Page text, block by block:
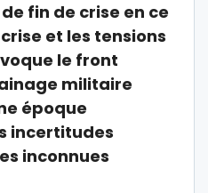
fin de crise en ce
et les tensions
le front
militaire
époque
incertitudes
inconnues